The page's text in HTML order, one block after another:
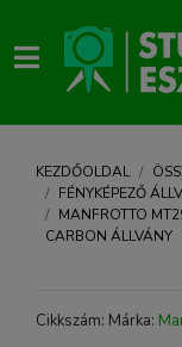
KEZDŐOLDAL
FÉNYKÉPEZŐ
MANFROTTO
CARBON ÁLLVÁNY
Cikkszám: Márka: